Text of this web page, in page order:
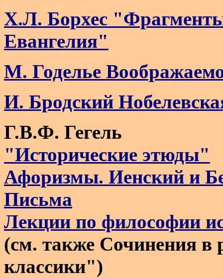
Х.Л. Борхес
Евангелия"
М. Годелье
И. Бродский
Г.В.Ф. Гегель
"Исторические этюды"
Афоризмы. Иенский и
Письма
Лекции по философии
(см. также Сочинения в
классики")